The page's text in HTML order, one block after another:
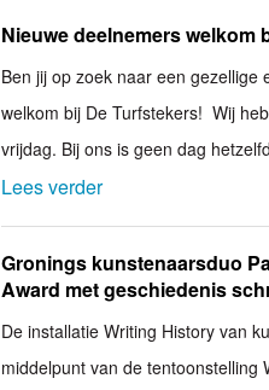
Nieuwe deelnemers welkom
Ben jij op zoek naar een
welkom bij De Turfstekers! Wij
vrijdag. Bij ons is geen dag
Lees verder
Gronings kunstenaarsduo
Award met geschiedenis
De installatie Writing History van
middelpunt van de tentoonstelling